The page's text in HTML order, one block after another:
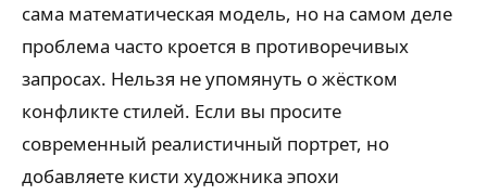
сама математическая модель, но на самом деле
проблема часто кроется в противоречивых
запросах. Нельзя не упомянуть о жёстком
конфликте стилей. Если вы просите
современный реалистичный портрет, но
добавляете кисти художника эпохи